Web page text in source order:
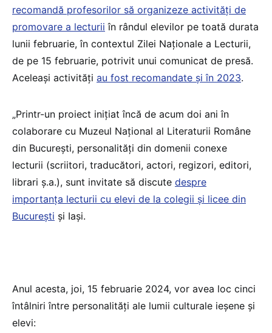
recomandă profesorilor să organizeze activități de
promovare a lecturii în rândul elevilor pe toată durata
lunii februarie, în contextul Zilei Naționale a Lecturii,
de pe 15 februarie, potrivit unui comunicat de presă.
Aceleași activități au fost recomandate și în 2023.
„Printr-un proiect inițiat încă de acum doi ani în
colaborare cu Muzeul Naţional al Literaturii Române
din București, personalități din domenii conexe
lecturii (scriitori, traducători, actori, regizori, editori,
librari ș.a.), sunt invitate să discute despre
importanța lecturii cu elevi de la colegii și licee din
București și Iași.
Anul acesta, joi, 15 februarie 2024, vor avea loc cinci
întâlniri între personalități ale lumii culturale ieșene și
elevi: